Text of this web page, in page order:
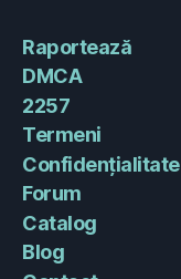
Raportează
DMCA
2257
Termeni
Confidențialitate
Forum
Catalog
Blog